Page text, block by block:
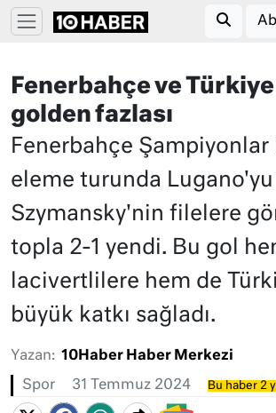
Fenerbahçe ve
golden fazlası
Fenerbahçe Şampiyonlar
eleme turunda
Szymansky'nin filelere
topla 2-1 yendi. Bu gol
lacivertlilere hem de
büyük katkı sağladı.
Yazan: 10Haber Haber Merkezi
Spor 31 Temmuz 2024 Bu haber 2